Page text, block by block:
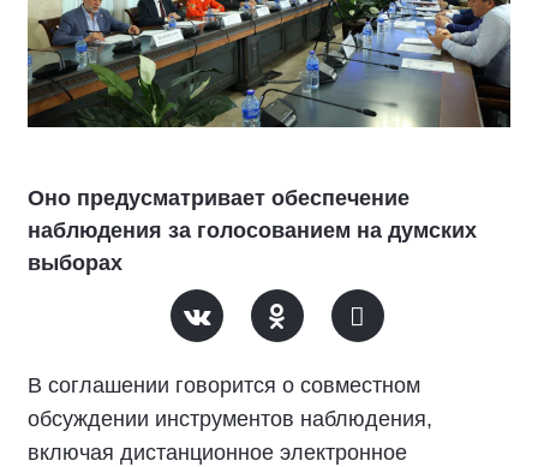
Оно предусматривает обеспечение
наблюдения за голосованием на думских
выборах
В соглашении говорится о совместном
обсуждении инструментов наблюдения,
включая дистанционное электронное